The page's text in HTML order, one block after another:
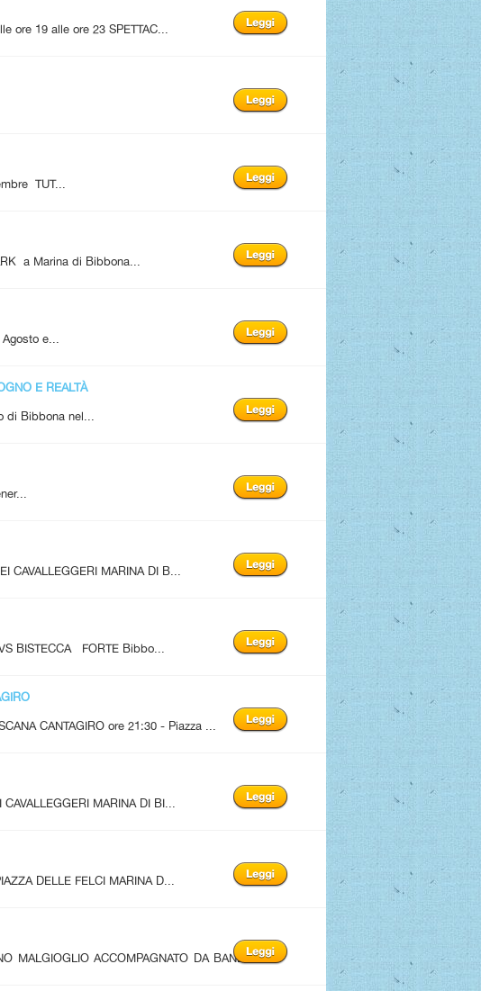
ore 19 alle ore 23 SPETTAC...
TUT...
a Marina di Bibbona...
e...
E REALTÀ
Bibbona nel...
CAVALLEGGERI MARINA DI B...
BISTECCA FORTE Bibbo...
CANTAGIRO ore 21:30 - Piazza ...
MARINA DI BI...
DELLE FELCI MARINA D...
MALGIOGLIO ACCOMPAGNATO DA BAND